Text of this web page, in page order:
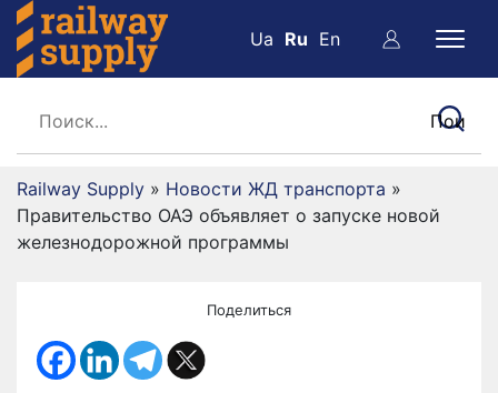
Ua Ru En
Railway Supply » Новости ЖД транспорта »
Правительство ОАЭ объявляет о запуске новой
железнодорожной программы
Поделиться